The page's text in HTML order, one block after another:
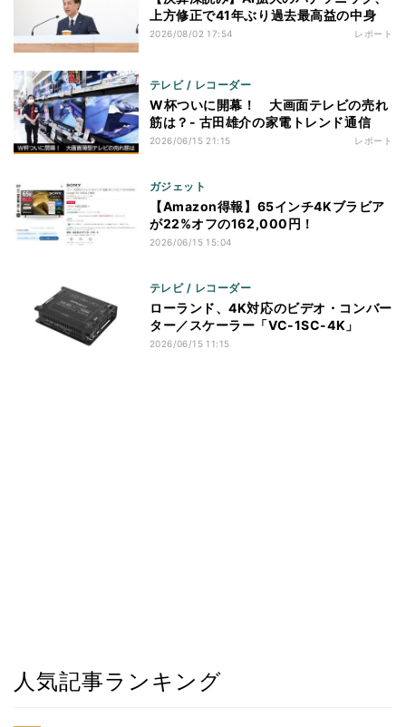
上方修正で41年ぶり過去最高益の中身
2026/08/02 17:54 レポート
テレビ / レコーダー
W杯ついに開幕！ 大画面テレビの売れ
筋は？- 古田雄介の家電トレンド通信
2026/06/15 21:15 レポート
ガジェット
【Amazon得報】65インチ4Kブラビア
が22%オフの162,000円！
2026/06/15 15:04
テレビ / レコーダー
ローランド、4K対応のビデオ・コンバー
ター／スケーラー「VC-1SC-4K」
2026/06/15 11:15
人気記事ランキング